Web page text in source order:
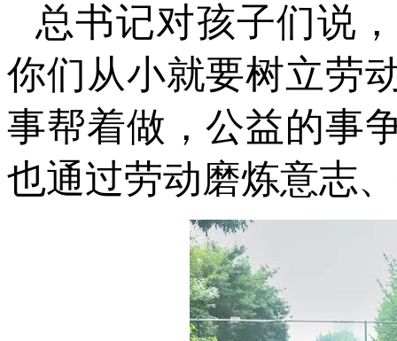
总书记对孩子们说
你们从小就要树立劳
事帮着做，公益的事
也通过劳动磨炼意志